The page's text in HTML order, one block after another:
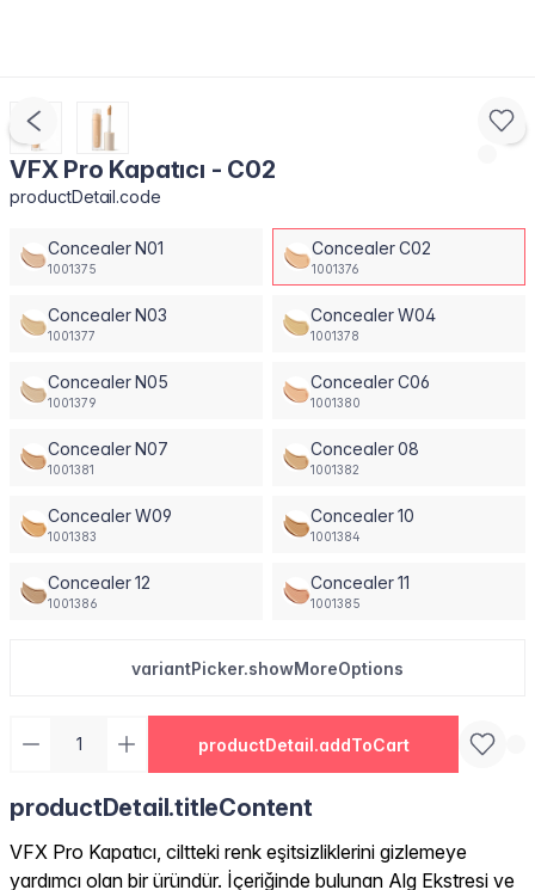
VFX Pro Kapatıcı - C02
productDetail.code
Concealer N01
1001375
Concealer C02
1001376
Concealer N03
1001377
Concealer W04
1001378
Concealer N05
1001379
Concealer C06
1001380
Concealer N07
1001381
Concealer 08
1001382
Concealer W09
1001383
Concealer 10
1001384
Concealer 12
1001386
Concealer 11
1001385
variantPicker.showMoreOptions
productDetail.addToCart
productDetail.titleContent
VFX Pro Kapatıcı, ciltteki renk eşitsizliklerini gizlemeye
yardımcı olan bir üründür. İçeriğinde bulunan Alg Ekstresi ve